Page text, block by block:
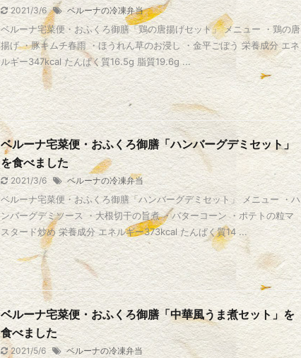
2021/3/6 ベルーナの冷凍弁当
ベルーナ宅菜便・おふくろ御膳「鶏の唐揚げセット」 メニュー ・鶏の唐
揚げ ・豚キムチ春雨 ・ほうれん草のお浸し ・金平ごぼう 栄養成分 エネ
ルギー347kcal たんぱく質16.5g 脂質19.6g ...
ベルーナ宅菜便・おふくろ御膳「ハンバーグデミセット」
を食べました
2021/3/6 ベルーナの冷凍弁当
ベルーナ宅菜便・おふくろ御膳「ハンバーグデミセット」 メニュー ・ハ
ンバーグデミソース ・大根切干の旨煮 ・バターコーン ・ポテトの粒マ
スタード炒め 栄養成分 エネルギー373kcal たんぱく質14 ...
ベルーナ宅菜便・おふくろ御膳「中華風うま煮セット」を
食べました
2021/5/6 ベルーナの冷凍弁当